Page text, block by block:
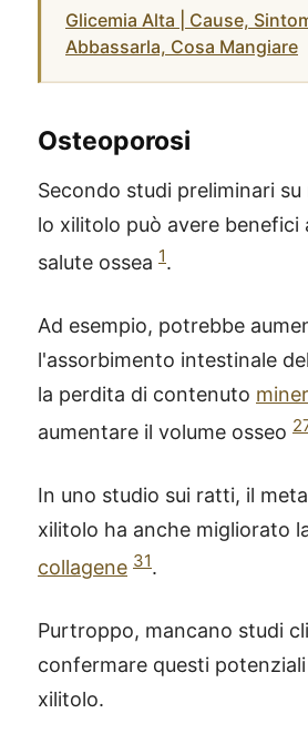
Glicemia Alta | Cause,
Abbassarla, Cosa Mangiare
Osteoporosi
Secondo studi preliminari su
lo xilitolo può avere benefici
salute ossea 1.
Ad esempio, potrebbe
l'assorbimento intestinale del
la perdita di contenuto
aumentare il volume osseo
In uno studio sui ratti, il
xilitolo ha anche migliorato
collagene 31.
Purtroppo, mancano studi
confermare questi
xilitolo.